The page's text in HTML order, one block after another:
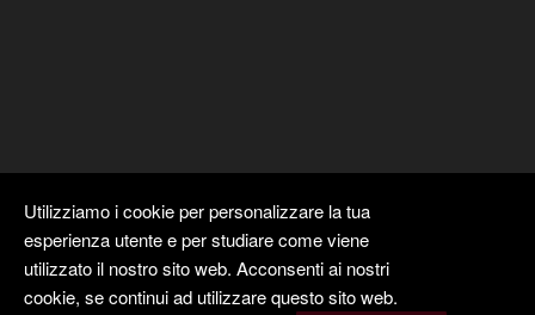
Utilizziamo i cookie per personalizzare la tua
esperienza utente e per studiare come viene
utilizzato il nostro sito web. Acconsenti ai nostri
cookie, se continui ad utilizzare questo sito web.